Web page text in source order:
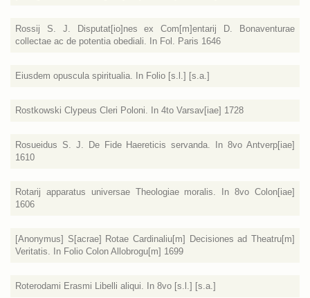
Rossij S. J. Disputat[io]nes ex Com[m]entarij D. Bonaventurae
collectae ac de potentia obediali. In Fol. Paris 1646
Eiusdem opuscula spiritualia. In Folio [s.l.] [s.a.]
Rostkowski Clypeus Cleri Poloni. In 4to Varsav[iae] 1728
Rosueidus S. J. De Fide Haereticis servanda. In 8vo Antverp[iae]
1610
Rotarij apparatus universae Theologiae moralis. In 8vo Colon[iae]
1606
[Anonymus] S[acrae] Rotae Cardinaliu[m] Decisiones ad Theatru[m]
Veritatis. In Folio Colon Allobrogu[m] 1699
Roterodami Erasmi Libelli aliqui. In 8vo [s.l.] [s.a.]